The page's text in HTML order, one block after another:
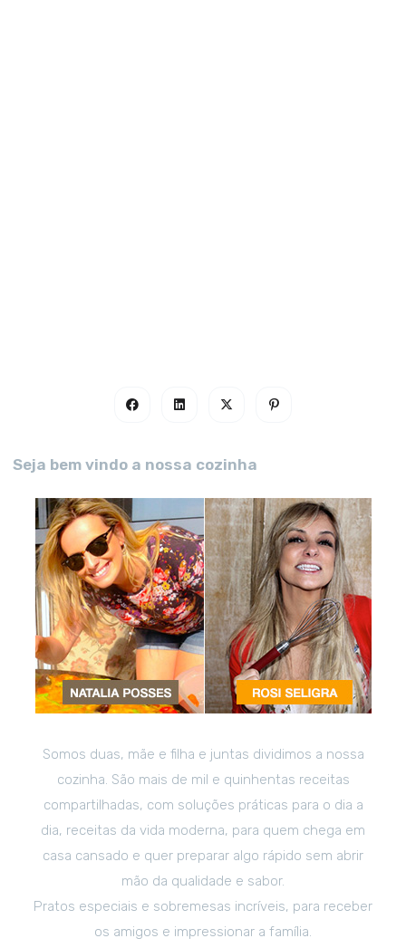
Seja bem vindo a nossa cozinha
Somos duas, mãe e filha e juntas dividimos a nossa
cozinha. São mais de mil e quinhentas receitas
compartilhadas, com soluções práticas para o dia a
dia, receitas da vida moderna, para quem chega em
casa cansado e quer preparar algo rápido sem abrir
mão da qualidade e sabor.
Pratos especiais e sobremesas incríveis, para receber
os amigos e impressionar a família.